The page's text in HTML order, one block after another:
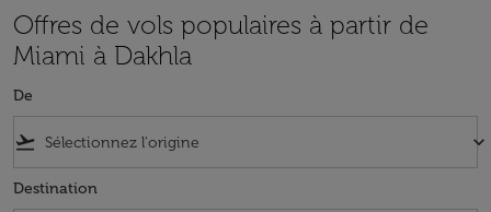
Offres de vols populaires à partir de
Miami à Dakhla
De
flight_takeoff keyboard_arrow_down
Destination